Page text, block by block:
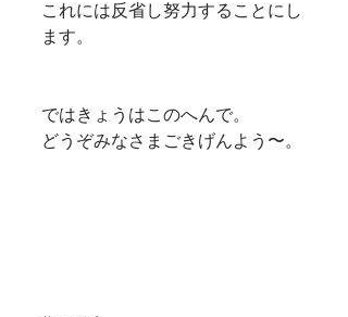
これには反省し努力することにし
ます。
ではきょうはこのへんで。
どうぞみなさまごきげんよう〜。